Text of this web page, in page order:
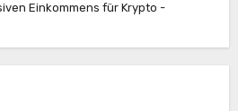
Einkommens für Krypto -